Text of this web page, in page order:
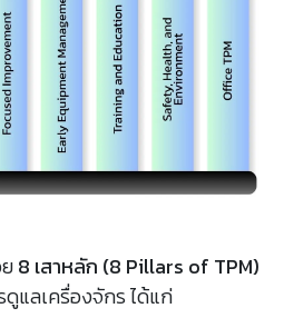
8 เสาหลัก (8 Pillars of TPM)
แลเครื่องจักร ได้แก่